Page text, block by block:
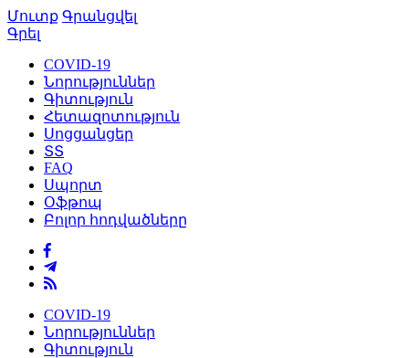
Մուտք Գրանցվել
Գրել
COVID-19
Նորություններ
Գիտություն
Հետազոտություն
Սոցցանցեր
ՏՏ
FAQ
Սպորտ
Օֆթոպ
Բոլոր հոդվածները
COVID-19
Նորություններ
Գիտություն